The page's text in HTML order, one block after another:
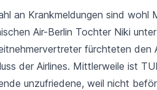
an Krankmeldungen sind wohl
Air-Berlin Tochter Niki
fürchteten den
der Airlines. Mittlerweile ist
unzufriedene, weil nicht